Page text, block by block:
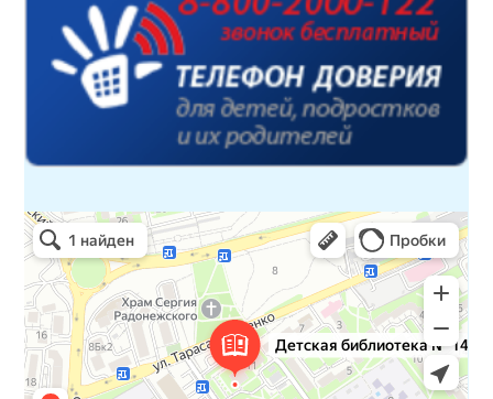
Детская библиотека № 14 Дружбы народов
Библиотека в Севастополе